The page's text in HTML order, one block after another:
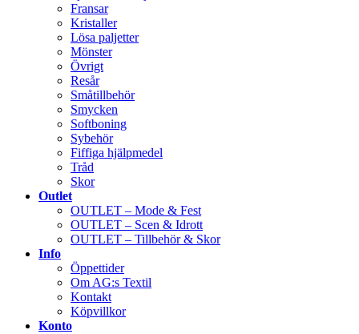
Fransar
Kristaller
Lösa paljetter
Mönster
Övrigt
Resår
Småtillbehör
Smycken
Softboning
Sybehör
Fiffiga hjälpmedel
Tråd
Skor
Outlet
OUTLET – Mode & Fest
OUTLET – Scen & Idrott
OUTLET – Tillbehör & Skor
Info
Öppettider
Om AG:s Textil
Kontakt
Köpvillkor
Konto